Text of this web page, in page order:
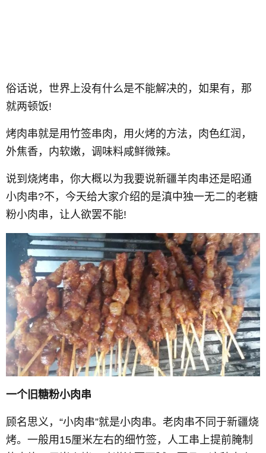
俗话说，世界上没有什么是不能解决的，如果有，那
就两顿饭!
烤肉串就是用竹签串肉，用火烤的方法，肉色红润，
外焦香，内软嫩，调味料咸鲜微辣。
说到烧烤串，你大概以为我要说新疆羊肉串还是昭通
小肉串?不，今天给大家介绍的是滇中独一无二的老糖
粉小肉串，让人欲罢不能!
一个旧糖粉小肉串
顾名思义，“小肉串”就是小肉串。老肉串不同于新疆烧
烤。一般用15厘米左右的细竹签，人工串上提前腌制